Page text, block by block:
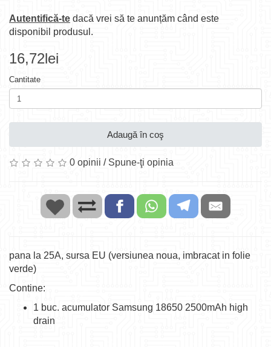
Autentifică-te dacă vrei să te anunțăm când este
disponibil produsul.
16,72lei
Cantitate
Adaugă în coş
0 opinii / Spune-ţi opinia
pana la 25A, sursa EU (versiunea noua, imbracat in folie
verde)
Contine:
1 buc. acumulator Samsung 18650 2500mAh high
drain